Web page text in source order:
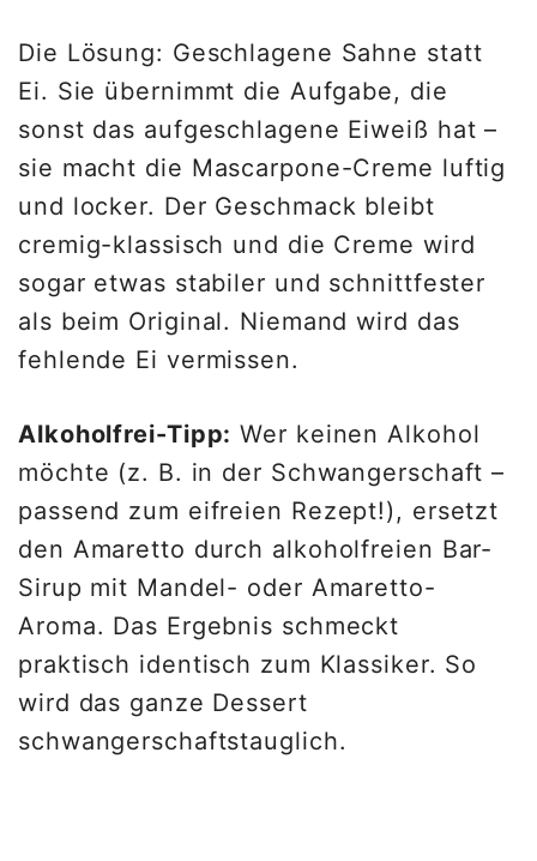
Die Lösung: Geschlagene Sahne statt
Ei. Sie übernimmt die Aufgabe, die
sonst das aufgeschlagene Eiweiß hat –
sie macht die Mascarpone-Creme luftig
und locker. Der Geschmack bleibt
cremig-klassisch und die Creme wird
sogar etwas stabiler und schnittfester
als beim Original. Niemand wird das
fehlende Ei vermissen.
Alkoholfrei-Tipp: Wer keinen Alkohol
möchte (z. B. in der Schwangerschaft –
passend zum eifreien Rezept!), ersetzt
den Amaretto durch alkoholfreien Bar-
Sirup mit Mandel- oder Amaretto-
Aroma. Das Ergebnis schmeckt
praktisch identisch zum Klassiker. So
wird das ganze Dessert
schwangerschaftstauglich.